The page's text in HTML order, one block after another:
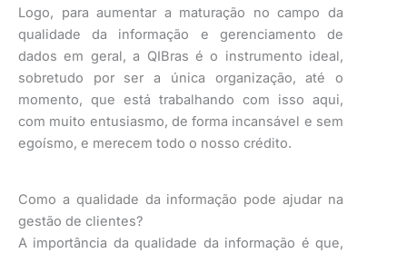
Logo, para aumentar a maturação no campo da
qualidade da informação e gerenciamento de
dados em geral, a QIBras é o instrumento ideal,
sobretudo por ser a única organização, até o
momento, que está trabalhando com isso aqui,
com muito entusiasmo, de forma incansável e sem
egoísmo, e merecem todo o nosso crédito.
Como a qualidade da informação pode ajudar na
gestão de clientes?
A importância da qualidade da informação é que,